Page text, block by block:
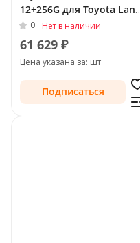
12+256G для Toyota Land
Cruiser Prado 120 Series
Рестайлинг 2007 - 2009
Тип-A (F1)
0 Нет в наличии
61 629 ₽
Цена указана за: шт
Подписаться